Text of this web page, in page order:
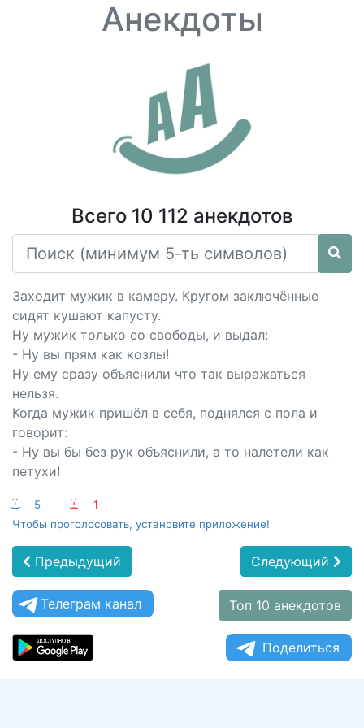
Анекдоты
Всего 10 112 анекдотов
Заходит мужик в камеру. Кругом заключённые
сидят кушают капусту.
Ну мужик только со свободы, и выдал:
- Ну вы прям как козлы!
Ну ему сразу объяснили что так выражаться
нельзя.
Когда мужик пришёл в себя, поднялся с пола и
говорит:
- Ну вы бы без рук объяснили, а то налетели как
петухи!
:-) 5 :-(
1
Чтобы проголосовать, установите приложение!
Предыдущий Следующий
Телеграм канал Топ 10 анекдотов
Поделиться